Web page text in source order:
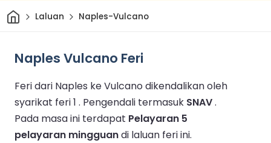
Rumah
Laluan Naples-Vulcano
Naples Vulcano Feri
Feri dari Naples ke Vulcano dikendalikan oleh
syarikat feri 1 . Pengendali termasuk SNAV.
Pada masa ini terdapat Pelayaran 5
pelayaran mingguandi laluan feri ini.